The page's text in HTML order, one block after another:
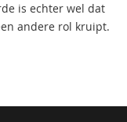
is echter wel dat
andere rol kruipt.